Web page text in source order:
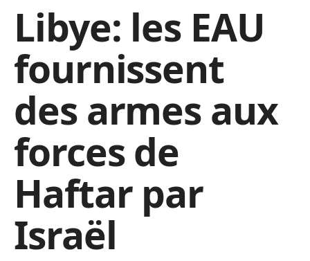
Libye: les EAU
fournissent
des armes aux
forces de
Haftar par
Israël